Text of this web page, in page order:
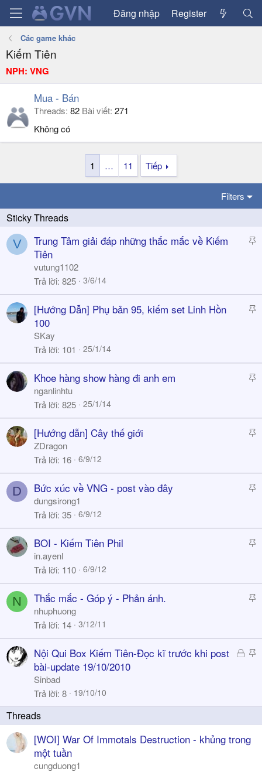
Đăng nhập Register
Các game khác
Kiếm Tiên
NPH: VNG
Mua - Bán
Threads 82 Bài viết 271
Không có
1 … 11 Tiếp
Filters
V
S
k
y
Trung Tâm giải đáp những thắc mắc về Kiếm
Tiên
vutung1102
Trả lời 825 3/6/14
S
k
y
[Hướng Dẫn] Phụ bản 95, kiếm set Linh Hồn
100
SKay
Trả lời 101 25/1/14
S
c
k
Khoe hàng show hàng đi anh em
nganlinhtu
Trả lời 825 25/1/14
S
c
k
[Hướng dẫn] Cây thế giới
ZDragon
Trả lời 16 6/9/12
D
S
c
k
Bức xúc về VNG - post vào đây
dungsirong1
Trả lời 35 6/9/12
S
c
k
BOI - Kiếm Tiên Phil
in.ayenl
Trả lời 110 6/9/12
N
S
c
k
Thắc mắc - Góp ý - Phản ánh.
nhuphuong
Trả lời 14 3/12/11
Đ
ó
S
k
Nội Qui Box Kiếm Tiên-Đọc kĩ trước khi post
bài-update 19/10/2010
Sinbad
Trả lời 8 19/10/10
[WOI] War Of Immotals Destruction - khủng trong
một tuần
cungduong1